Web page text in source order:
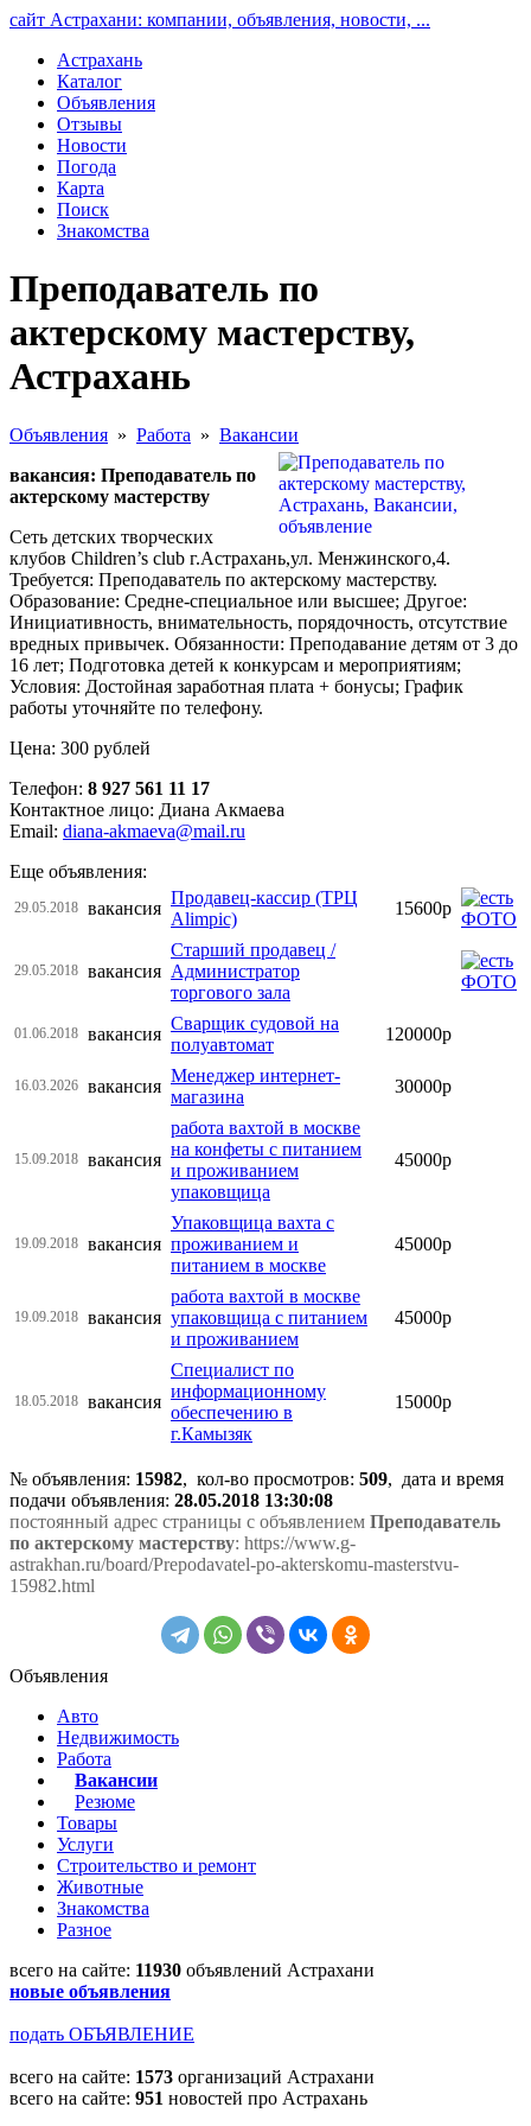
сайт Астрахани: компании, объявления, новости, ...
Астрахань
Каталог
Объявления
Отзывы
Новости
Погода
Карта
Поиск
Знакомства
Преподаватель по
актерскому мастерству,
Астрахань
Объявления » Работа » Вакансии
вакансия: Преподаватель по
актерскому мастерству
Сеть детских творческих
клубов Children’s club г.Астрахань,ул. Менжинского,4.
Требуется: Преподаватель по актерскому мастерству.
Образование: Средне-специальное или высшее; Другое:
Инициативность, внимательность, порядочность, отсутствие
вредных привычек. Обязанности: Преподавание детям от 3 до
16 лет; Подготовка детей к конкурсам и мероприятиям;
Условия: Достойная заработная плата + бонусы; График
работы уточняйте по телефону.
Цена: 300 рублей
Телефон: 8 927 561 11 17
Контактное лицо: Диана Акмаева
Email: diana-akmaeva@mail.ru
Еще объявления:
29.05.2018 вакансия
Продавец-кассир (ТРЦ
Alimpic)
15600р
29.05.2018 вакансия
Старший продавец /
Администратор
торгового зала
01.06.2018 вакансия
Сварщик судовой на
полуавтомат
120000р
16.03.2026 вакансия
Менеджер интернет-
магазина
30000р
15.09.2018 вакансия
работа вахтой в москве
на конфеты с питанием
и проживанием
упаковщица
45000р
19.09.2018 вакансия
Упаковщица вахта с
проживанием и
питанием в москве
45000р
19.09.2018 вакансия
работа вахтой в москве
упаковщица с питанием
и проживанием
45000р
18.05.2018 вакансия
Специалист по
информационному
обеспечению в
г.Камызяк
15000р
№ объявления: 15982, кол-во просмотров: 509, дата и время
подачи объявления: 28.05.2018 13:30:08
постоянный адрес страницы с объявлением Преподаватель
по актерскому мастерству: https://www.g-
astrakhan.ru/board/Prepodavatel-po-akterskomu-masterstvu-
15982.html
Объявления
Авто
Недвижимость
Работа
Вакансии
Резюме
Товары
Услуги
Строительство и ремонт
Животные
Знакомства
Разное
всего на сайте: 11930 объявлений Астрахани
новые объявления
подать ОБЪЯВЛЕНИЕ
всего на сайте: 1573 организаций Астрахани
всего на сайте: 951 новостей про Астрахань